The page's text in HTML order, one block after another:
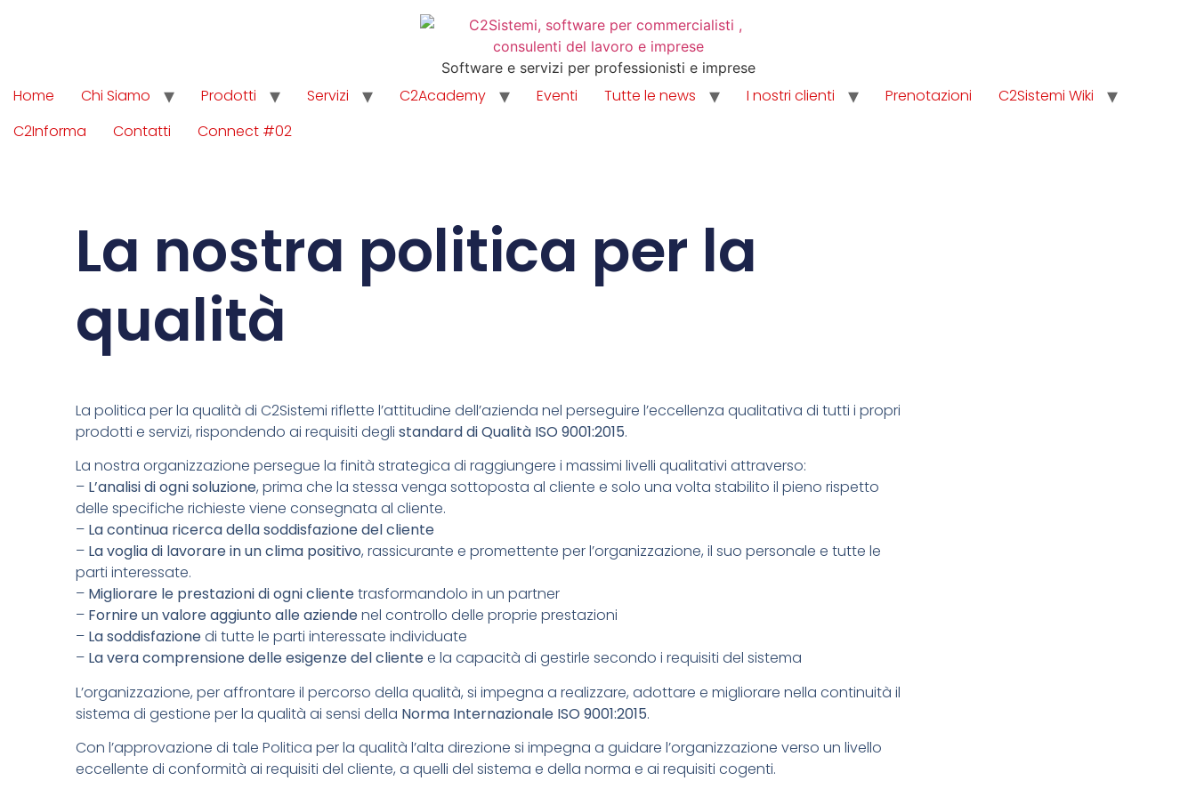
Software e servizi per professionisti e imprese
Home Chi Siamo Prodotti Servizi C2Academy Eventi Tutte le news I nostri clienti Prenotazioni
C2Sistemi Wiki
C2Informa
Contatti Connect #02
La nostra politica per la
qualità
La politica per la qualità di C2Sistemi riflette l’attitudine dell’azienda nel perseguire l’eccellenza qualitativa di tutti i propri
prodotti e servizi, rispondendo ai requisiti degli standard di Qualità ISO 9001:2015.
La nostra organizzazione persegue la finità strategica di raggiungere i massimi livelli qualitativi attraverso:
– L’analisi di ogni soluzione, prima che la stessa venga sottoposta al cliente e solo una volta stabilito il pieno rispetto
delle specifiche richieste viene consegnata al cliente.
– La continua ricerca della soddisfazione del cliente
– La voglia di lavorare in un clima positivo, rassicurante e promettente per l’organizzazione, il suo personale e tutte le
parti interessate.
– Migliorare le prestazioni di ogni clientetrasformandolo in un partner
– Fornire un valore aggiunto alle aziendenel controllo delle proprie prestazioni
– La soddisfazionedi tutte le parti interessate individuate
– La vera comprensione delle esigenze del clientee la capacità di gestirle secondo i requisiti del sistema
L’organizzazione, per affrontare il percorso della qualità, si impegna a realizzare, adottare e migliorare nella continuità il
sistema di gestione per la qualità ai sensi della Norma Internazionale ISO 9001:2015.
Con l’approvazione di tale Politica per la qualità l’alta direzione si impegna a guidare l’organizzazione verso un livello
eccellente di conformità ai requisiti del cliente, a quelli del sistema e della norma e ai requisiti cogenti.